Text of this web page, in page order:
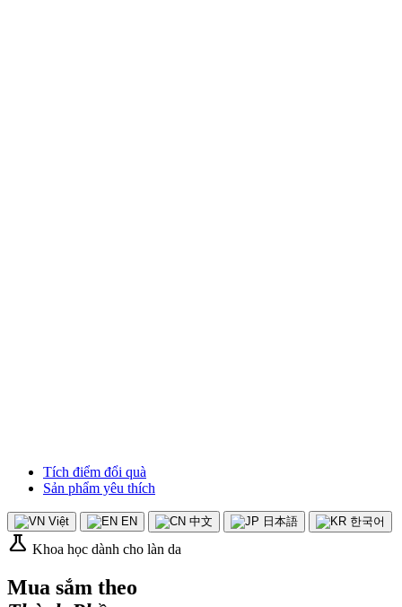
Tích điểm đổi quà
Sản phẩm yêu thích
Việt EN 中文 日本語 한국어
science Khoa học dành cho làn da
Mua sắm theo